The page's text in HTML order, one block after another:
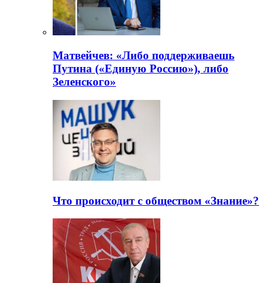
Матвейчев: «Либо поддерживаешь
Путина («Единую Россию»), либо
Зеленского»
Что происходит с обществом «Знание»?